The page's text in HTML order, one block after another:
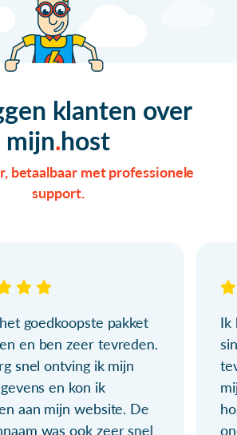
klanten over
mijn host
betaalbaar met professionele
support.
goedkoopste pakket
en ben zeer tevreden.
snel ontving ik mijn
en kon ik
aan mijn website. De
was ook zeer snel
Ik